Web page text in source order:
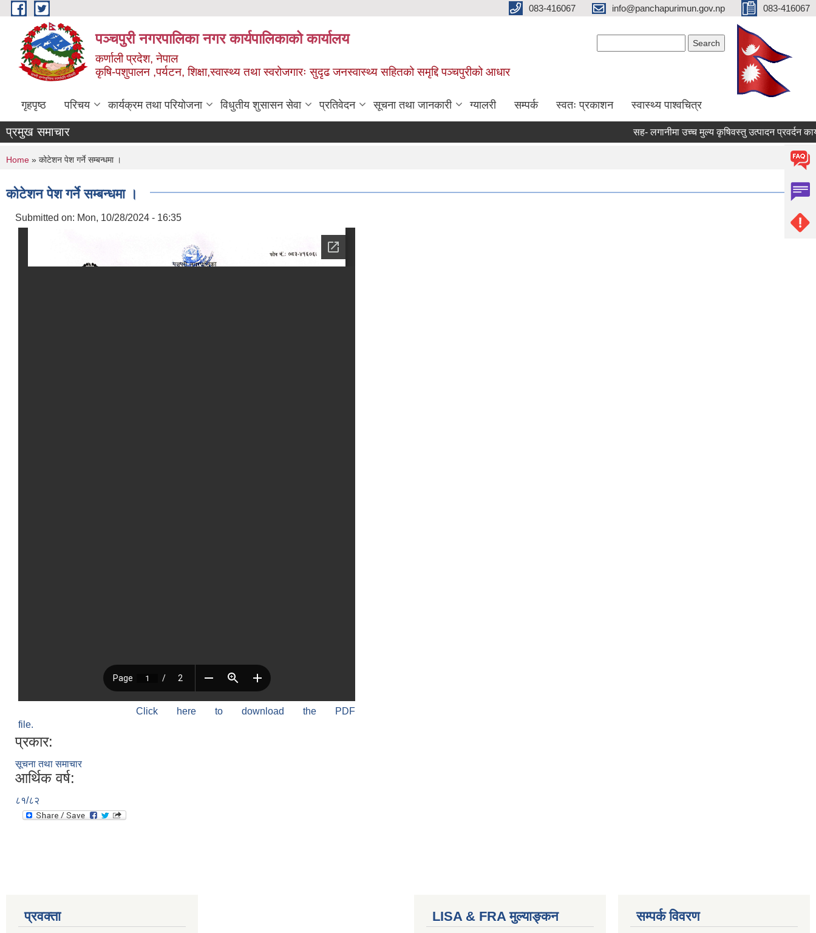
Skip to main content 083-416067 info@panchapurimun.gov.np 083-416067
पञ्चपुरी नगरपालिका नगर कार्यपालिकाको कार्यालय
कर्णाली प्रदेश, नेपाल
कृषि-पशुपालन ,पर्यटन, शिक्षा,स्वास्थ्य तथा स्वरोजगारः सुदृढ जनस्वास्थ्य सहितको समृद्दि पञ्चपुरीको आधार
गृहपृष्ठ परिचय कार्यक्रम तथा परियोजना विधुतीय शुसासन सेवा प्रतिवेदन सूचना तथा जानकारी ग्यालरी सम्पर्क स्वतः प्रकाशन स्वास्थ्य पाश्वचित्र
प्रमुख समाचार सह- लगानीमा उच्च मुल्य कृषिवस्तु उत्पादन प्रवर्दन
1
You are here
Home » कोटेशन पेश गर्ने सम्बन्धमा ।
कोटेशन पेश गर्ने सम्बन्धमा ।
Submitted on: Mon, 10/28/2024 - 16:35
Click here to download the PDF
file.
प्रकार:
सूचना तथा समाचार
आर्थिक वर्ष:
८१/८२
प्रवक्ता LISA & FRA मुल्याङ्कन सम्पर्क विवरण